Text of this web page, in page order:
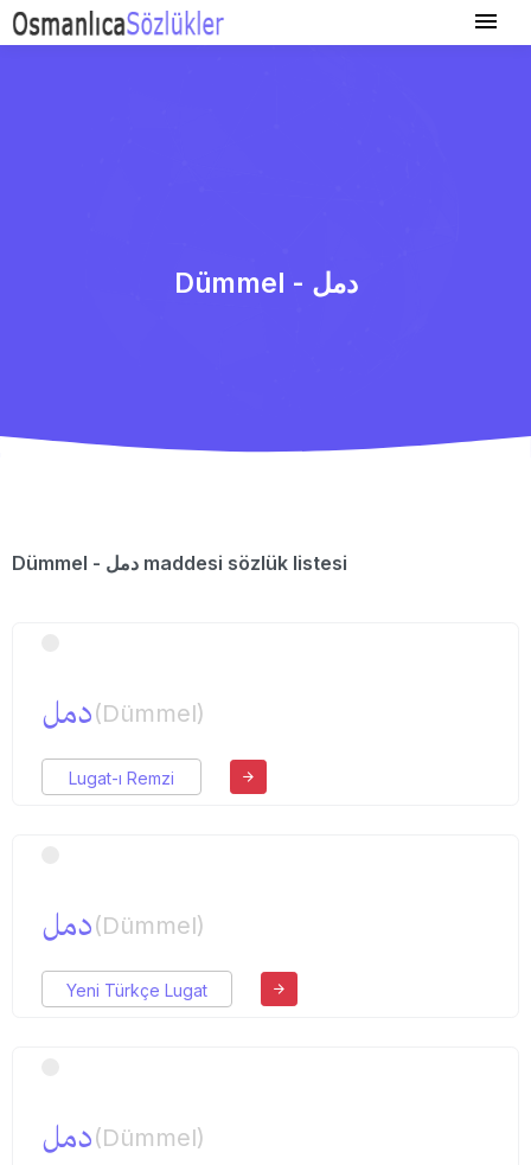
Dümmel - دمل
Dümmel - دمل maddesi sözlük listesi
دمل(Dümmel)
Lugat-ı Remzi
دمل(Dümmel)
Yeni Türkçe Lugat
دمل(Dümmel)